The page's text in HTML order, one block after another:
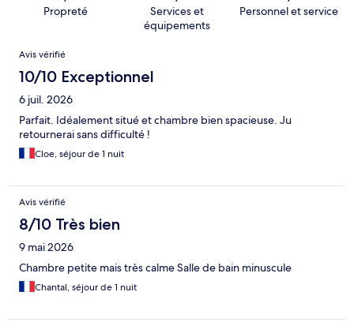
Propreté
Services et
équipements
Personnel et service
Avis
Avis vérifié
10/10 Exceptionnel
6 juil. 2026
Parfait. Idéalement situé et chambre bien spacieuse. Ju
retournerai sans difficulté !
Cloe, séjour de 1 nuit
Avis vérifié
8/10 Très bien
9 mai 2026
Chambre petite mais très calme Salle de bain minuscule
Chantal, séjour de 1 nuit